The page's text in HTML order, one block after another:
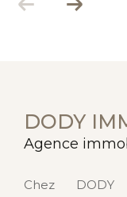
DODY
Agence
Chez